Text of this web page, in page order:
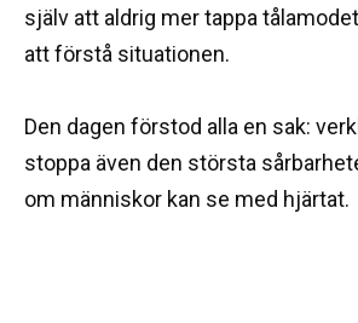
själv att aldrig mer tappa
att förstå situationen.
Den dagen förstod alla en sak:
stoppa även den största
om människor kan se med hjärtat.